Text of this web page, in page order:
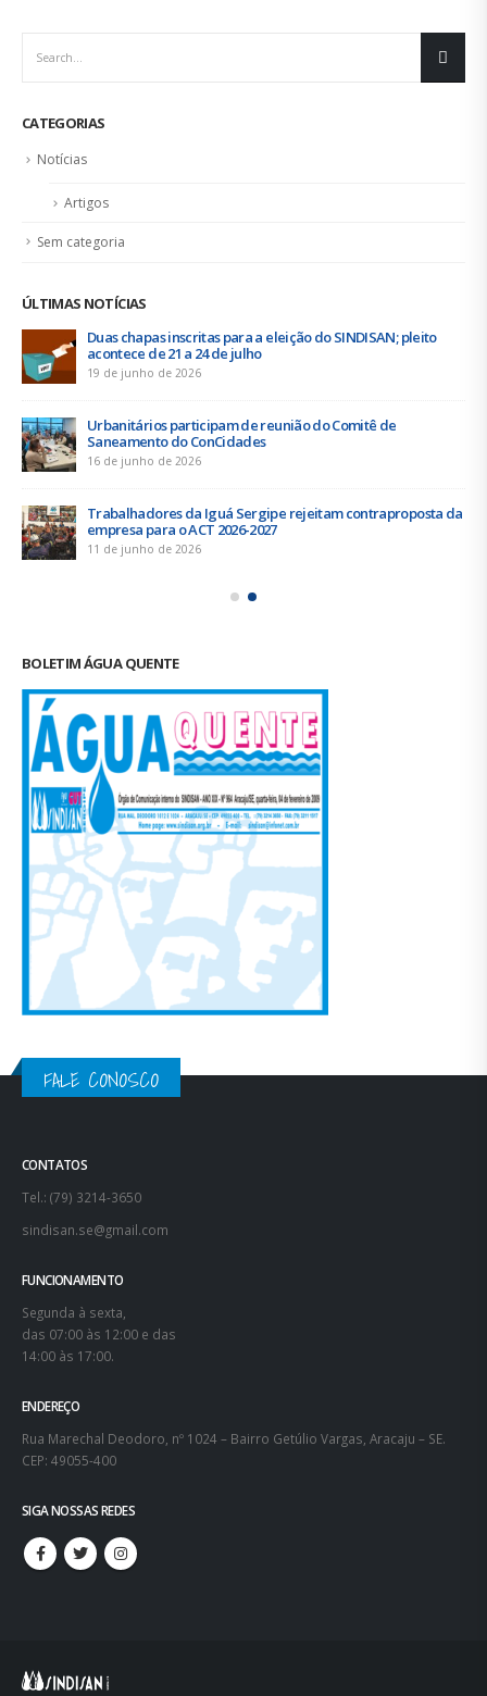
CATEGORIAS
Notícias
Artigos
Sem categoria
ÚLTIMAS NOTÍCIAS
Duas chapas inscritas para a eleição do SINDISAN; pleito
acontece de 21 a 24 de julho
19 de junho de 2026
Urbanitários participam de reunião do Comitê de
Saneamento do ConCidades
16 de junho de 2026
Trabalhadores da Iguá Sergipe rejeitam contraproposta da
empresa para o ACT 2026-2027
11 de junho de 2026
BOLETIM ÁGUA QUENTE
FALE CONOSCO
CONTATOS
Tel.: (79) 3214-3650
sindisan.se@gmail.com
FUNCIONAMENTO
Segunda à sexta,
das 07:00 às 12:00 e das
14:00 às 17:00.
ENDEREÇO
Rua Marechal Deodoro, nº 1024 – Bairro Getúlio Vargas, Aracaju – SE.
CEP: 49055-400
SIGA NOSSAS REDES